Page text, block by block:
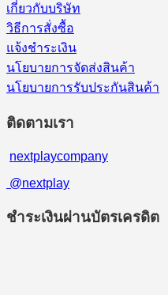
เกี่ยวกับบริษัท
วิธีการสั่งซื้อ
แจ้งชำระเงิน
นโยบายการจัดส่งสินค้า
นโยบายการรับประกันสินค้า
ติดตามเรา
nextplaycompany
@nextplay
ชำระเงินผ่านบัตรเครดิต